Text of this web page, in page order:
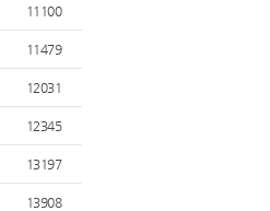
11100
11479
12031
12345
13197
13908